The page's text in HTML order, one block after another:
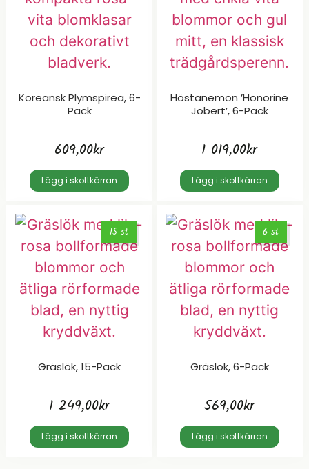
Koreansk Plymspirea, 6-
Pack
609,00kr
Lägg i skottkärran
Höstanemon ’Honorine
Jobert’, 6-Pack
1 019,00kr
Lägg i skottkärran
15 st
Gräslök, 15-Pack
1 249,00kr
Lägg i skottkärran
6 st
Gräslök, 6-Pack
569,00kr
Lägg i skottkärran